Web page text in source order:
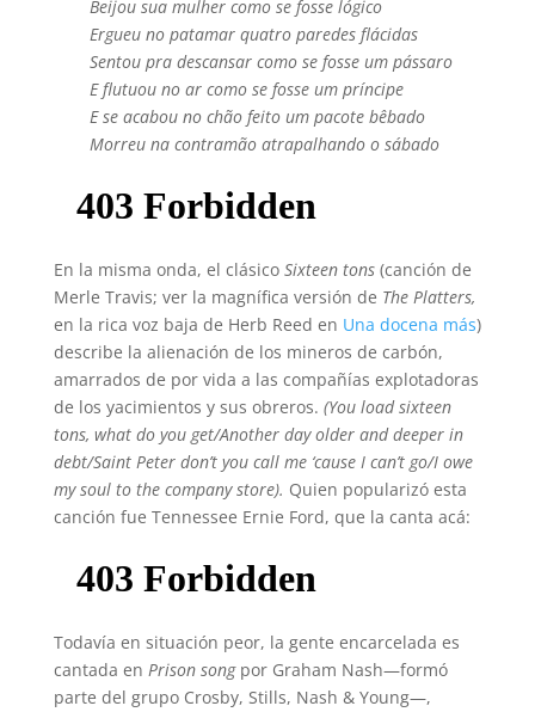
Beijou sua mulher como se fosse lógico
Ergueu no patamar quatro paredes flácidas
Sentou pra descansar como se fosse um pássaro
E flutuou no ar como se fosse um príncipe
E se acabou no chão feito um pacote bêbado
Morreu na contramão atrapalhando o sábado
En la misma onda, el clásico Sixteen tons(canción de
Merle Travis; ver la magnífica versión de The Platters,
en la rica voz baja de Herb Reed en Una docena más)
describe la alienación de los mineros de carbón,
amarrados de por vida a las compañías explotadoras
de los yacimientos y sus obreros. (You load sixteen
tons, what do you get/Another day older and deeper in
debt/Saint Peter don’t you call me ‘cause I can’t go/I owe
my soul to the company store). Quien popularizó esta
canción fue Tennessee Ernie Ford, que la canta acá:
Todavía en situación peor, la gente encarcelada es
cantada en Prison song por Graham Nash—formó
parte del grupo Crosby, Stills, Nash & Young—,